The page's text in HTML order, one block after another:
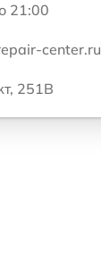
21:00
center.ru
251В